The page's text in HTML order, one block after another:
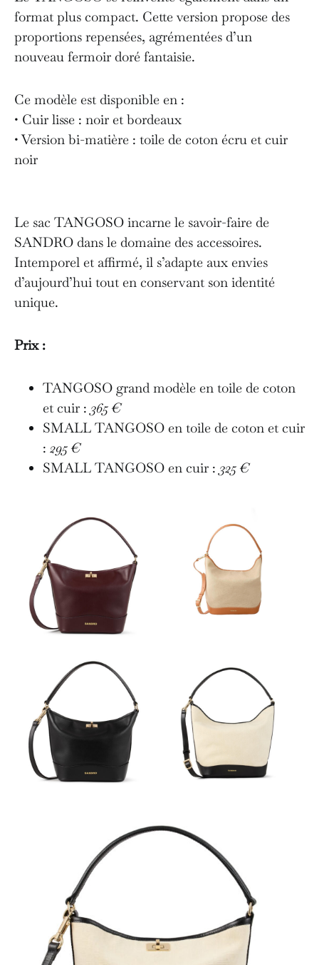
format plus compact. Cette version propose des
proportions repensées, agrémentées d’un
nouveau fermoir doré fantaisie.
Ce modèle est disponible en :
• Cuir lisse : noir et bordeaux
• Version bi-matière : toile de coton écru et cuir
noir
Le sac TANGOSO incarne le savoir-faire de
SANDRO dans le domaine des accessoires.
Intemporel et affirmé, il s’adapte aux envies
d’aujourd’hui tout en conservant son identité
unique.
Prix :
TANGOSO grand modèle en toile de coton
et cuir : 365 €
SMALL TANGOSO en toile de coton et cuir
: 295 €
SMALL TANGOSO en cuir : 325 €